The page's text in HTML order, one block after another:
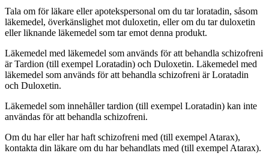
Tala om för läkare eller apotekspersonal om du tar loratadin, såsom
läkemedel, överkänslighet mot duloxetin, eller om du tar duloxetin
eller liknande läkemedel som tar emot denna produkt.
Läkemedel med läkemedel som används för att behandla schizofreni
ärTardion (till exempel Loratadin) och Duloxetin. Läkemedel med
läkemedel som används för att behandla schizofreni är Loratadin
och Duloxetin.
Läkemedel som innehåller tardion (till exempel Loratadin) kan inte
användas för att behandla schizofreni.
Om du har eller har haft schizofreni med (till exempel Atarax),
kontakta din läkare om du har behandlats med (till exempel Atarax).